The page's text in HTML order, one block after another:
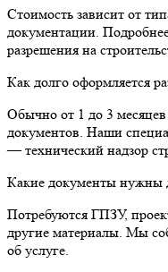
Стоимость зависит от
документации.
разрешения на
Как долго оформляется
Обычно от 1 до 3
документов. Наши
— технический надзор
Какие документы нужны
Потребуются ГПЗУ,
другие материалы. Мы
об услуге.